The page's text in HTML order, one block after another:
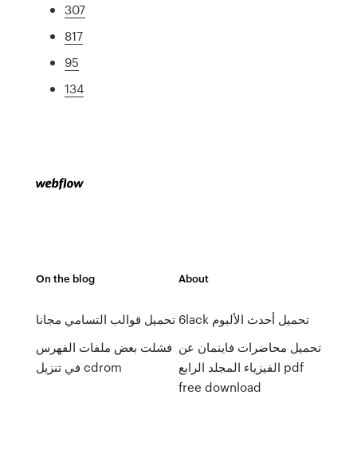
307
817
95
134
On the blog
تحميل قوالب التسامي مجانا
فشلت بعض ملفات الفهرس
في تنزيل cdrom
About
6lack تحميل أحدث الألبوم
تحميل محاضرات فاينمان عن
الفيزياء المجلد الرابع pdf
free download